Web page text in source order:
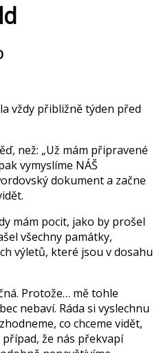
vždy přibližně týden před
než: „Už mám připravené
vymyslíme NÁŠ
dokument a začne
mám pocit, jako by prošel
všechny památky,
výletů, které jsou v dosahu
Protože… mě tohle
nebaví. Ráda si vyslechnu
co chceme vidět,
že nás překvapí